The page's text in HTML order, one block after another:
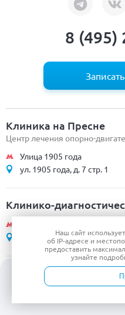
8 (495)
Клиника на Пресне
Центр лечения опорно-
Улица 1905 года
ул. 1905 года, д. 7 стр. 1
Клинико-
ул. 1905 года, д. 7 стр. 1
Клиника на Пр-те
Центр компетенций по
Проспект Мира
Наш сайт использует
об IP-адресе и
предоставить
узнайте